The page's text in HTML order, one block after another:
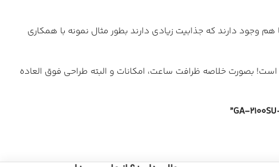
دیگر شرکت ها هم وجود دارند که جذابیت زیادی دارند بطور مثال نمونه با همکاری
گزینه برای خرید است! بصورت خلاصه ظرافت ساعت، امکانات و البته طراحی فوق العاده